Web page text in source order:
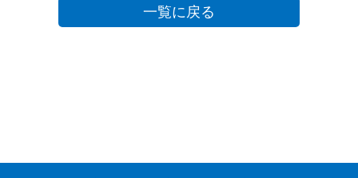
一覧に戻る